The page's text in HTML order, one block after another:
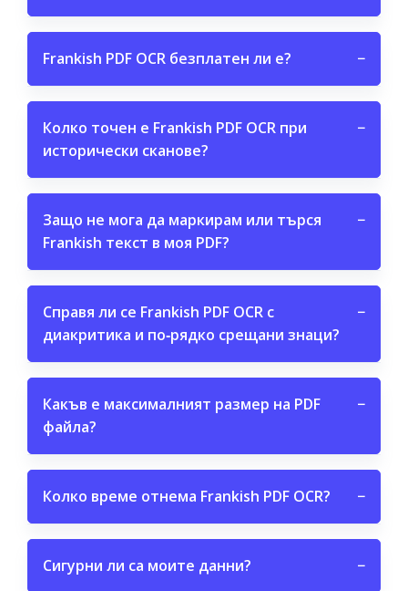
Frankish PDF OCR безплатен ли е? −
Колко точен е Frankish PDF OCR при
исторически сканове?
−
Защо не мога да маркирам или търся
Frankish текст в моя PDF?
−
Справя ли се Frankish PDF OCR с
диакритика и по‑рядко срещани знаци?
−
Какъв е максималният размер на PDF
файла?
−
Колко време отнема Frankish PDF OCR? −
Сигурни ли са моите данни? −